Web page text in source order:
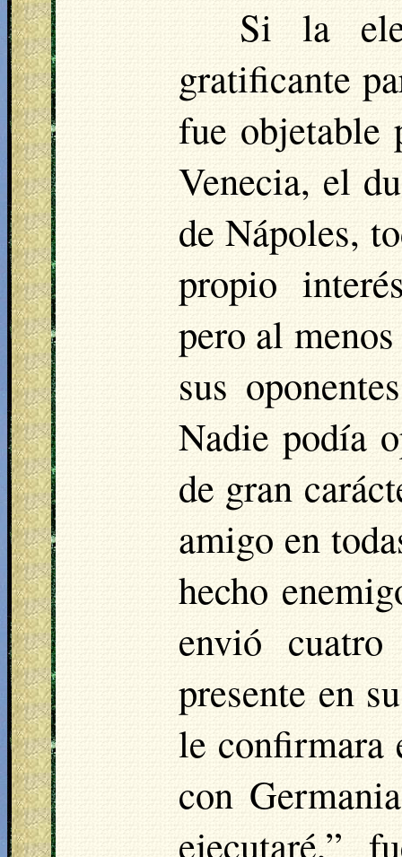
Si la
gratificante
fue objetable
Venecia, el
de Nápoles,
propio
pero al
sus
Nadie podía
de gran
amigo en
hecho
envió
presente en
le confirmara
con
ejecutaré,”